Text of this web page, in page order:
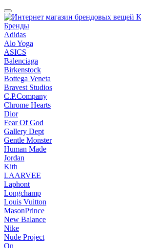
Бренды
Adidas
Alo Yoga
ASICS
Balenciaga
Birkenstock
Bottega Veneta
Bravest Studios
C.P.Company
Chrome Hearts
Dior
Fear Of God
Gallery Dept
Gentle Monster
Human Made
Jordan
Kith
LAARVEE
Laphont
Longchamp
Louis Vuitton
MasonPrince
New Balance
Nike
Nude Project
On